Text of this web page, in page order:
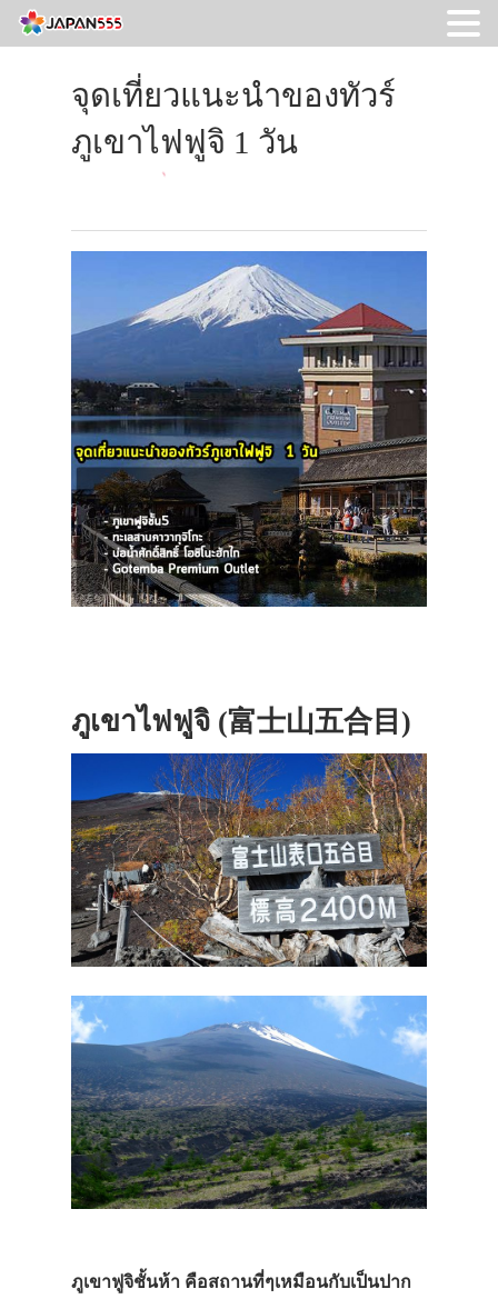
จุดเที่ยวแนะนำของทัวร์
ภูเขาไฟฟูจิ 1 วัน
ภูเขาไฟฟูจิ (富士山五合目)
ภูเขาฟูจิชั้นห้า คือสถานที่ๆเหมือนกับเป็นปาก